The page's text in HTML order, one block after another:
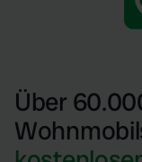
Über